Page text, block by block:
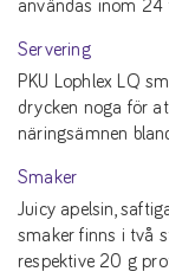
användas inom 24
Servering
PKU Lophlex LQ
drycken noga för
näringsämnen
Smaker
Juicy apelsin,
smaker finns i två
respektive 20 g